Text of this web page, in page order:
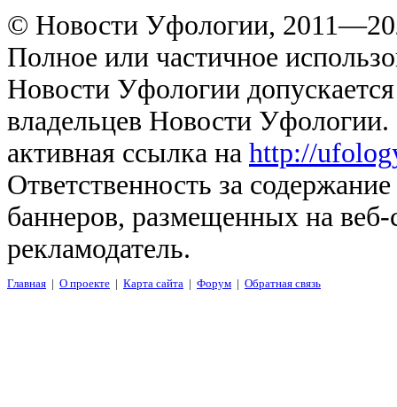
© Новости Уфологии,
Полное или частичное
Новости Уфологии
владельцев Новости
активная ссылка на http://
Ответственность за
баннеров, размещенных на
рекламодатель.
Главная | О проекте | Карта сайта | Форум | Обратная связь